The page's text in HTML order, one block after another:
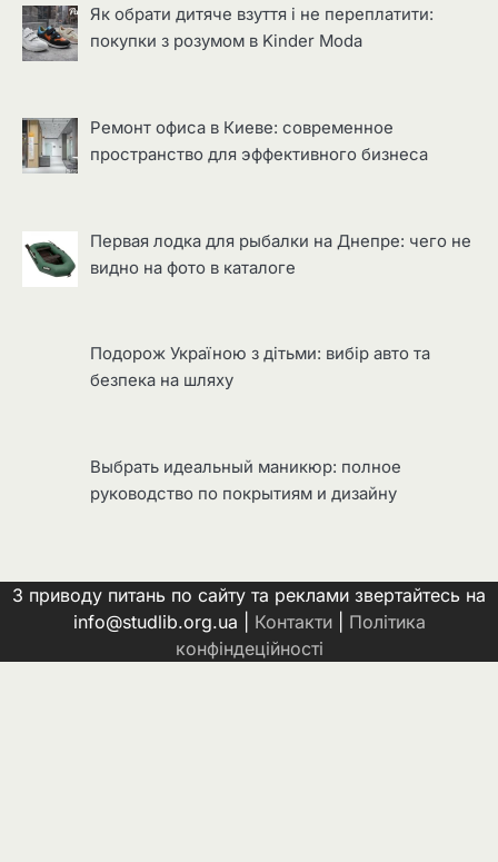
Як обрати дитяче взуття і не переплатити:
покупки з розумом в Kinder Moda
Ремонт офиса в Киеве: современное
пространство для эффективного бизнеса
Первая лодка для рыбалки на Днепре: чего не
видно на фото в каталоге
Подорож Україною з дітьми: вибір авто та
безпека на шляху
Выбрать идеальный маникюр: полное
руководство по покрытиям и дизайну
З приводу питань по сайту та реклами звертайтесь на
info@studlib.org.ua | Контакти| Політика
конфіндеційності